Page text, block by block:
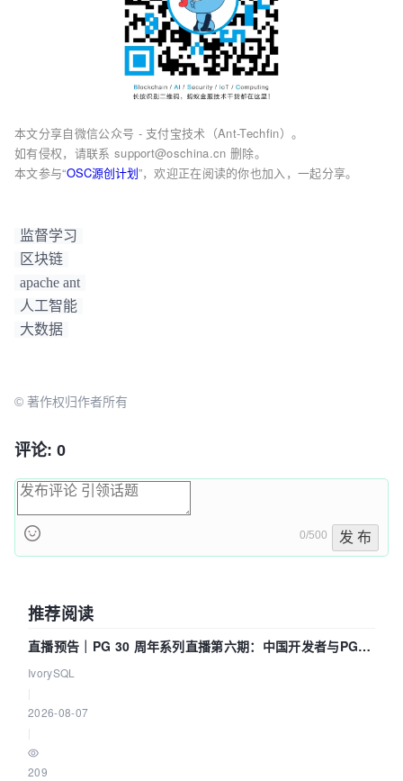
本文分享自微信公众号 - 支付宝技术（Ant-Techfin）。
如有侵权，请联系 support@oschina.cn 删除。
本文参与“OSC源创计划”，欢迎正在阅读的你也加入，一起分享。
监督学习
区块链
apache ant
人工智能
大数据
© 著作权归作者所有
评论: 0
0/500 发 布
推荐阅读
直播预告｜PG 30 周年系列直播第六期：中国开发者与PG内
核——我们改得动吗？我们贡献了什么？
IvorySQL
2026-08-07
209